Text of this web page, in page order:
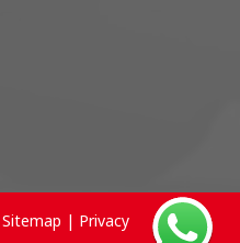
Sitemap | Privacy